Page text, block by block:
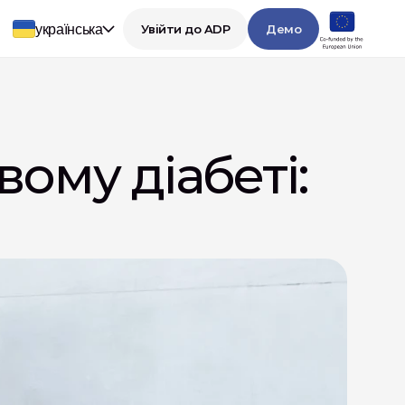
українська Увійти до ADP Демо
діабеті: